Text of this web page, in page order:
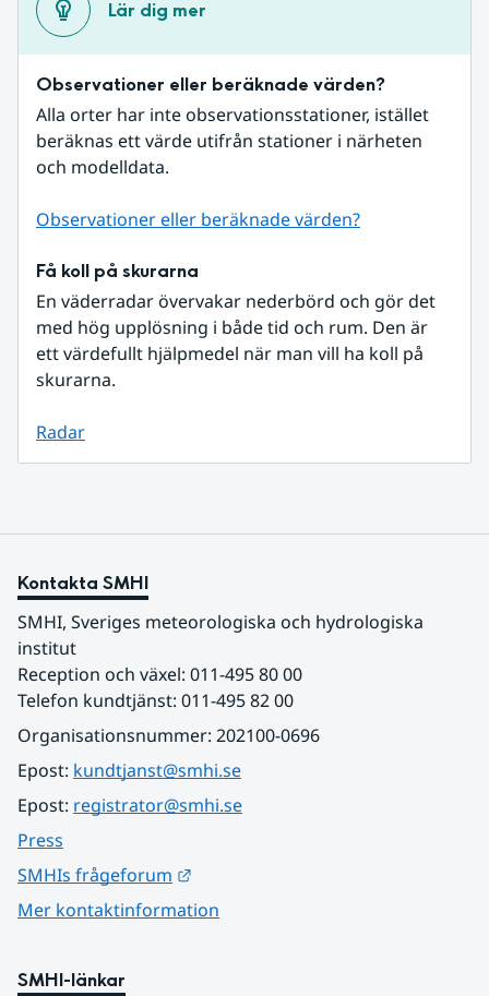
Lär dig mer
Observationer eller beräknade värden?
Alla orter har inte observationsstationer, istället
beräknas ett värde utifrån stationer i närheten
och modelldata.
Observationer eller beräknade värden?
Få koll på skurarna
En väderradar övervakar nederbörd och gör det
med hög upplösning i både tid och rum. Den är
ett värdefullt hjälpmedel när man vill ha koll på
skurarna.
Radar
Kontakta SMHI
SMHI, Sveriges meteorologiska och hydrologiska
institut
Reception och växel: 011-495 80 00
Telefon kundtjänst: 011-495 82 00
Organisationsnummer: 202100-0696
Epost: kundtjanst@smhi.se
Epost: registrator@smhi.se
Press
SMHIs frågeforum
Mer kontaktinformation
SMHI-länkar